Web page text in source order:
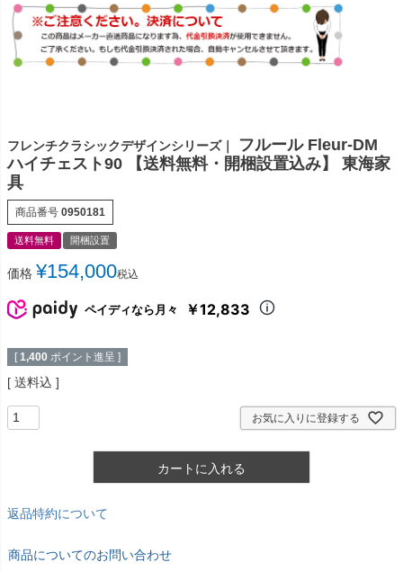
フレンチクラシックデザインシリーズ｜
フルール Fleur-DM
ハイチェスト90 【送料無料・開梱設置込み】 東海家
具
商品番号 0950181
送料無料 開梱設置
価格 ¥154,000税込
ペイディなら月々 ￥12,833
[ 1,400 ポイント進呈 ]
送料込
お気に入りに登録する
カートに入れる
返品特約について
商品についてのお問い合わせ